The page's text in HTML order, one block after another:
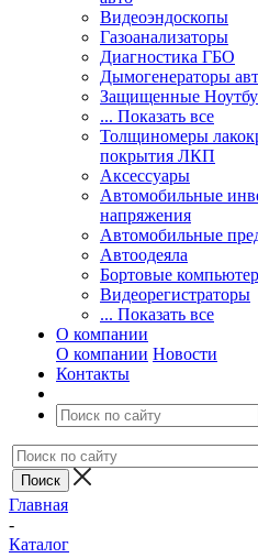
Видеоэндоскопы
Газоанализаторы
Диагностика ГБО
Дымогенераторы
Защищенные
... Показать все
Толщиномеры
покрытия ЛКП
Аксессуары
Автомобильные
напряжения
Автомобильные
Автоодеяла
Бортовые
Видеорегистраторы
... Показать все
О компании
О компании Новости
Контакты
Главная
-
Каталог